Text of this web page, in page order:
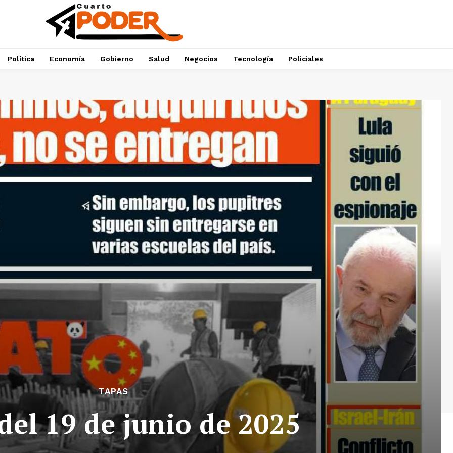
Política Economía Gobierno Salud Negocios Tecnología Policiales
TAPAS
19 de junio de 2025